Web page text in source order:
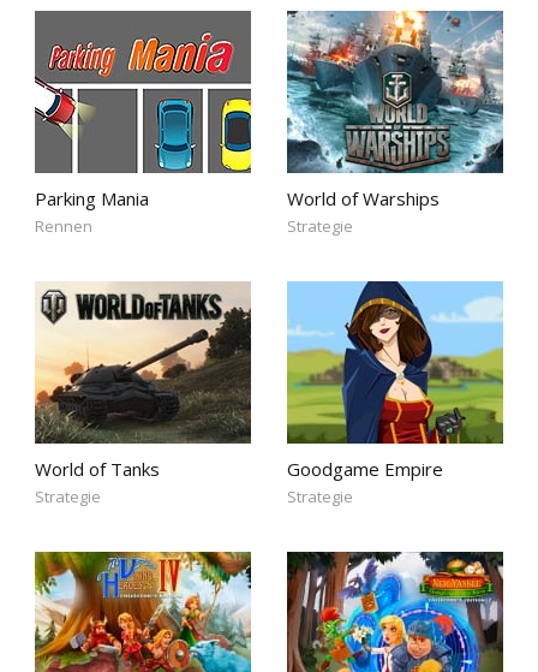
Parking Mania
Rennen
World of Warships
Strategie
World of Tanks
Strategie
Goodgame Empire
Strategie